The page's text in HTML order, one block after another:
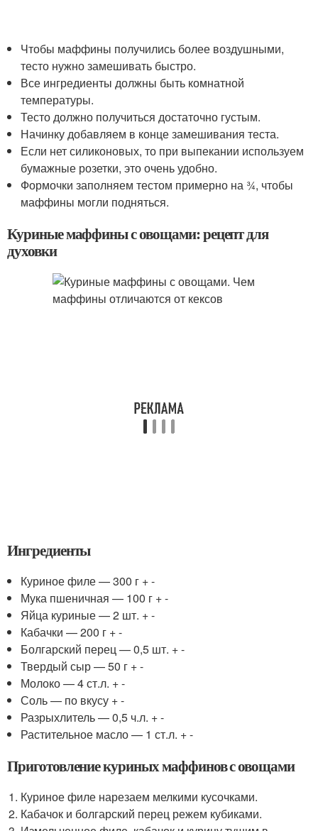
Чтобы маффины получились более воздушными,
тесто нужно замешивать быстро.
Все ингредиенты должны быть комнатной
температуры.
Тесто должно получиться достаточно густым.
Начинку добавляем в конце замешивания теста.
Если нет силиконовых, то при выпекании используем
бумажные розетки, это очень удобно.
Формочки заполняем тестом примерно на ¾, чтобы
маффины могли подняться.
Куриные маффины с овощами: рецепт для
духовки
Ингредиенты
Куриное филе — 300 г + -
Мука пшеничная — 100 г + -
Яйца куриные — 2 шт. + -
Кабачки — 200 г + -
Болгарский перец — 0,5 шт. + -
Твердый сыр — 50 г + -
Молоко — 4 ст.л. + -
Соль — по вкусу + -
Разрыхлитель — 0,5 ч.л. + -
Растительное масло — 1 ст.л. + -
Приготовление куриных маффинов с овощами
Куриное филе нарезаем мелкими кусочками.
Кабачок и болгарский перец режем кубиками.